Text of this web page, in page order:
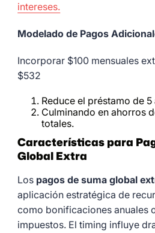
intereses.
Modelado de Pagos
Incorporar $100 mensuales
$532
Reduce el préstamo de
Culminando en ahorros
totales.
Características para
Global Extra
Los pagos de suma global
aplicación estratégica de
como bonificaciones anuales
impuestos. El timing influye